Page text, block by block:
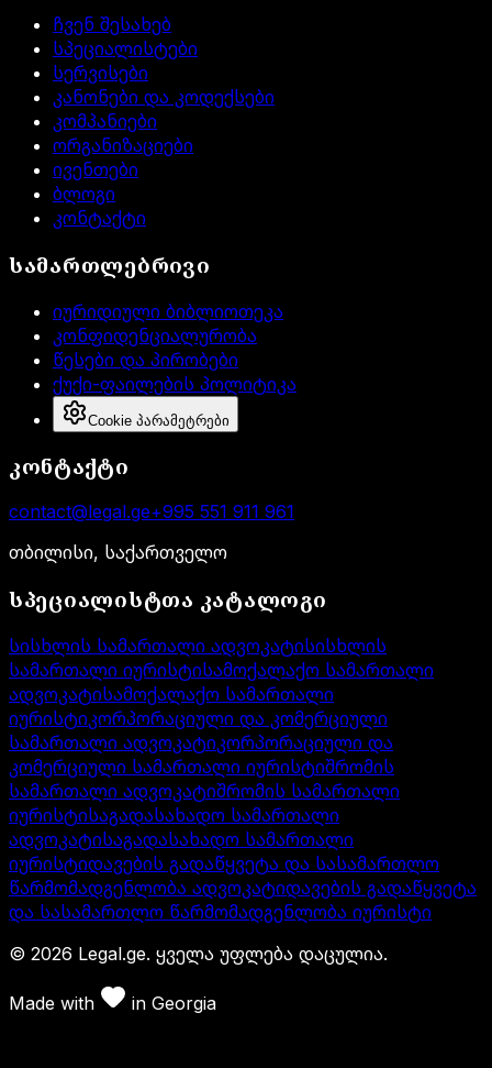
ჩვენ შესახებ
სპეციალისტები
სერვისები
კანონები და კოდექსები
კომპანიები
ორგანიზაციები
ივენთები
ბლოგი
კონტაქტი
სამართლებრივი
იურიდიული ბიბლიოთეკა
კონფიდენციალურობა
წესები და პირობები
ქუქი-ფაილების პოლიტიკა
Cookie პარამეტრები
კონტაქტი
contact@legal.ge+995 551 911 961
თბილისი, საქართველო
სპეციალისტთა კატალოგი
სისხლის სამართალი ადვოკატისისხლის
სამართალი იურისტისამოქალაქო სამართალი
ადვოკატისამოქალაქო სამართალი
იურისტიკორპორაციული და კომერციული
სამართალი ადვოკატიკორპორაციული და
კომერციული სამართალი იურისტიშრომის
სამართალი ადვოკატიშრომის სამართალი
იურისტისაგადასახადო სამართალი
ადვოკატისაგადასახადო სამართალი
იურისტიდავების გადაწყვეტა და სასამართლო
წარმომადგენლობა ადვოკატიდავების გადაწყვეტა
და სასამართლო წარმომადგენლობა იურისტი
© 2026 Legal.ge. ყველა უფლება დაცულია.
Made with in Georgia